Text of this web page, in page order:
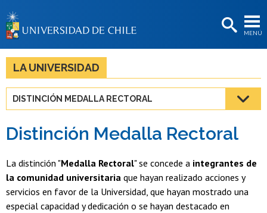
MENÚ
BIBLIOTECAS
LA UNIVERSIDAD
Estudiantes
Académicas/os
Funcionarias/os
Egresadas/os
LA UNIVERSIDAD
DISTINCIÓN MEDALLA RECTORAL
Distinción Medalla Rectoral
La distinción "Medalla Rectoral" se concede a integrantes de
la comunidad universitaria que hayan realizado acciones y
servicios en favor de la Universidad, que hayan mostrado una
especial capacidad y dedicación o se hayan destacado en